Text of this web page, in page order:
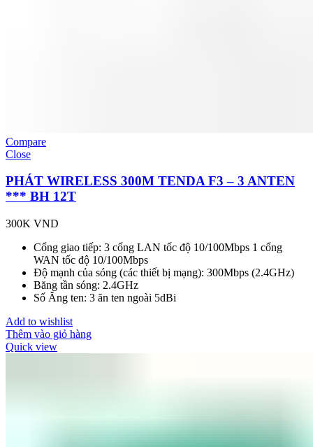
Compare
Close
PHÁT WIRELESS 300M TENDA F3 – 3 ANTEN
*** BH 12T
300K VND
Cổng giao tiếp: 3 cổng LAN tốc độ 10/100Mbps 1 cổng
WAN tốc độ 10/100Mbps
Độ mạnh của sóng (các thiết bị mạng): 300Mbps (2.4GHz)
Băng tần sóng: 2.4GHz
Số Ăng ten: 3 ăn ten ngoài 5dBi
Add to wishlist
Thêm vào giỏ hàng
Quick view